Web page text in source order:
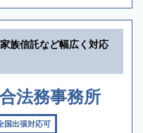
族信託など幅広く対応
法務事務所
国出張対応可